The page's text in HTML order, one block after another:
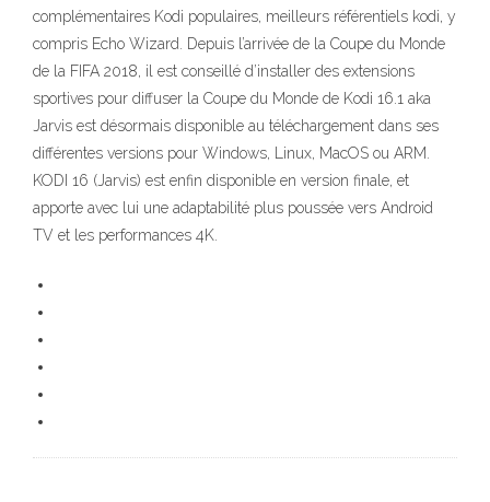
complémentaires Kodi populaires, meilleurs référentiels kodi, y
compris Echo Wizard. Depuis l’arrivée de la Coupe du Monde
de la FIFA 2018, il est conseillé d’installer des extensions
sportives pour diffuser la Coupe du Monde de Kodi 16.1 aka
Jarvis est désormais disponible au téléchargement dans ses
différentes versions pour Windows, Linux, MacOS ou ARM.
KODI 16 (Jarvis) est enfin disponible en version finale, et
apporte avec lui une adaptabilité plus poussée vers Android
TV et les performances 4K.